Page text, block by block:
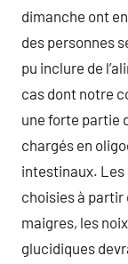
dimanche ont
des personnes
pu inclure de
cas dont notre
une forte partie
chargés en
intestinaux.
choisies à partir
maigres, les
glucidiques